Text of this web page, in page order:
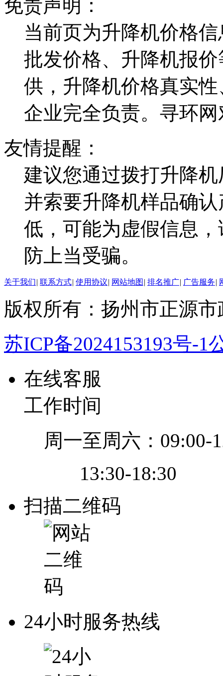
免责声明：
当前页为升降机价格
批发价格、升降机报
供，升降机价格真实
企业完全负责。寻环
友情提醒：
建议您通过拨打升降
并索要升降机样品确
低，可能为虚假信息
防上当受骗。
关于我们| 联系方式| 使用协议| 网站地图 | 排名推广| 广告服务|
版权所有：扬州市正源
苏ICP备2024153193号-1
在线客服
工作时间
周一至周六：09:00-
13:30-18:30
扫描二维码
24小时服务热线